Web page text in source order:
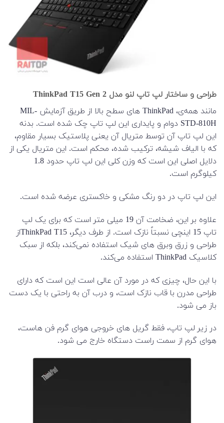
طراحی و ساختار لپ تاپ لنو مدل ThinkPad T15 Gen 2
مانند همه‌ی، ThinkPad های سطح بالا از طریق آزمایش MIL-
STD-810H دوام و پایداری این لپ تاپ چک شده است. بدنه
این لپ تاپ آن توسط متریال آن یعنی پلاستیک بسیار مقاوم،
که با الیاف شیشه، ترکیب شده، محکم است. این متریال یکی از
دلایل اصلی این است که وزن کلی این لپ تاپ حدود 1.8
کیلوگرم است.
این لپ تاپ در دو رنگ مشکی و خاکستری عرضه شده است.
علاوه بر این، ضخامت آن 19 میلی متر است که برای یک لپ
تاپ 15 اینچی نسبتاً نازک است. از طرف دیگر، ThinkPad T15از
طراحی و زرق وبرق های شیک استفاده نمی‌کند، بلکه از سبک
کلاسیک ThinkPad استفاده می‌کند.
با این حال، چیزی که در مورد آن عالی است این است که دارای
طراحی مدرن با قاب نازک است، و درب آن به راحتی با یک دست
باز می شود.
در زیر لپ تاپ، فقط گریل های خروجی هوای گرم فن هاست،
هوای گرم از سمت راست دستگاه خارج می شود.